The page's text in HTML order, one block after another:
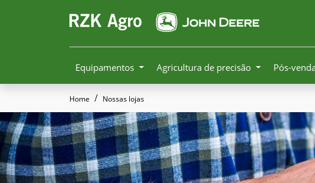
Equipamentos Agricultura de precisão Pós-
Home Nossas lojas